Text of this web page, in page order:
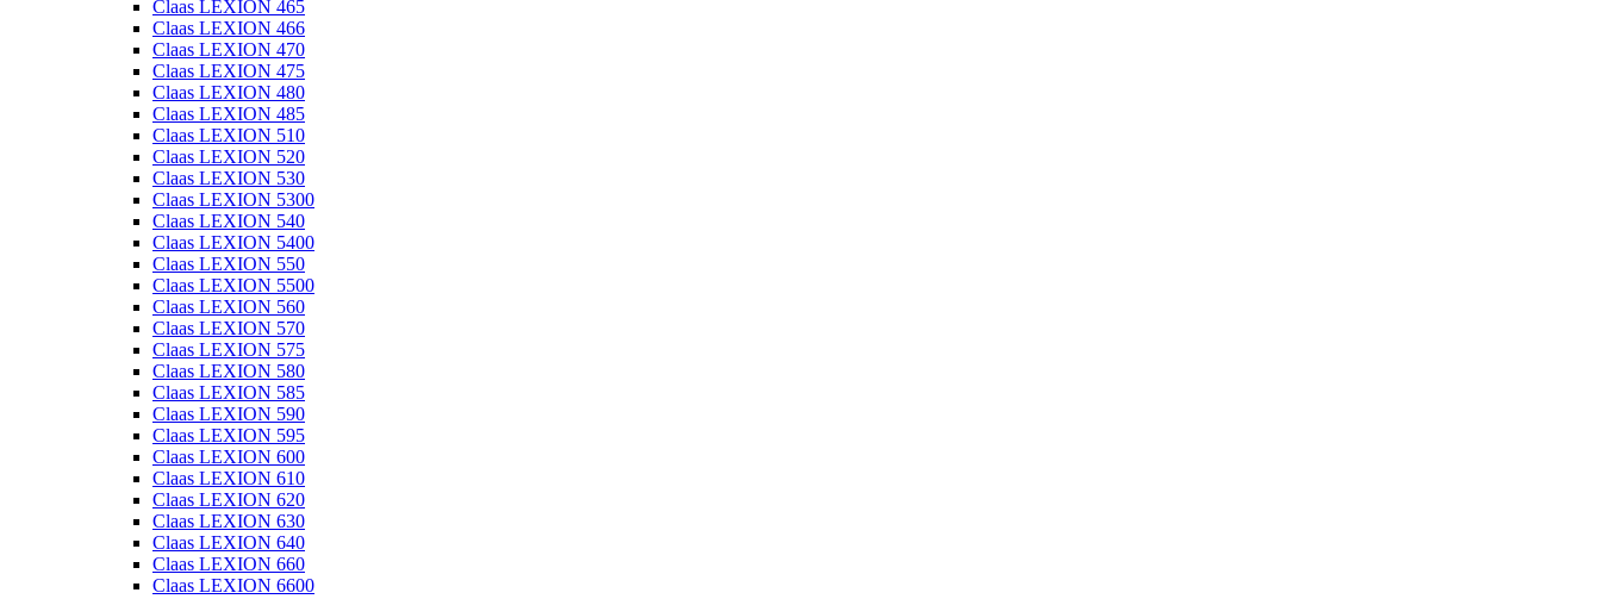
Claas LEXION 465
Claas LEXION 466
Claas LEXION 470
Claas LEXION 475
Claas LEXION 480
Claas LEXION 485
Claas LEXION 510
Claas LEXION 520
Claas LEXION 530
Claas LEXION 5300
Claas LEXION 540
Claas LEXION 5400
Claas LEXION 550
Claas LEXION 5500
Claas LEXION 560
Claas LEXION 570
Claas LEXION 575
Claas LEXION 580
Claas LEXION 585
Claas LEXION 590
Claas LEXION 595
Claas LEXION 600
Claas LEXION 610
Claas LEXION 620
Claas LEXION 630
Claas LEXION 640
Claas LEXION 660
Claas LEXION 6600